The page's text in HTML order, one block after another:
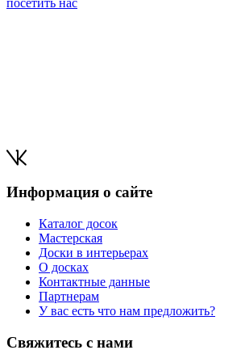
посетить нас
Информация о сайте
Каталог досок
Мастерская
Доски в интерьерах
О досках
Контактные данные
Партнерам
У вас есть что нам предложить?
Свяжитесь с нами